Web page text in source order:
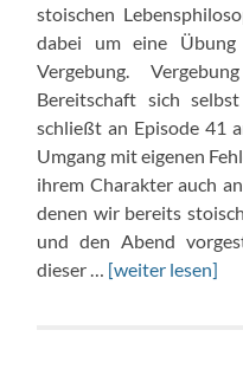
stoischen
dabei um eine
Vergebung.
Bereitschaft sich
schließt an Episode 41
Umgang mit eigenen
ihrem Charakter auch
denen wir bereits
und den Abend
dieser … [weiter lesen]